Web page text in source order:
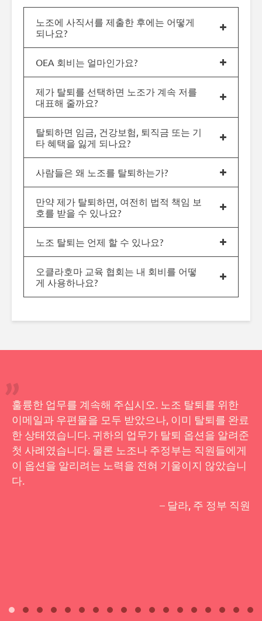
노조에 사직서를 제출한 후에는 어떻게
되나요?
OEA 회비는 얼마인가요?
제가 탈퇴를 선택하면 노조가 계속 저를
대표해 줄까요?
탈퇴하면 임금, 건강보험, 퇴직금 또는 기
타 혜택을 잃게 되나요?
사람들은 왜 노조를 탈퇴하는가?
만약 제가 탈퇴하면, 여전히 법적 책임 보
호를 받을 수 있나요?
노조 탈퇴는 언제 할 수 있나요?
오클라호마 교육 협회는 내 회비를 어떻
게 사용하나요?
훌륭한 업무를 계속해 주십시오. 노조 탈퇴를 위한
이메일과 우편물을 모두 받았으나, 이미 탈퇴를 완료
한 상태였습니다. 귀하의 업무가 탈퇴 옵션을 알려준
첫 사례였습니다. 물론 노조나 주정부는 직원들에게
이 옵션을 알리려는 노력을 전혀 기울이지 않았습니
다.
– 달라, 주 정부 직원